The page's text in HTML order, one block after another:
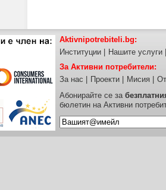
Aktivnipotrebiteli.bg:
Институции
Нашите услуги
За Активни потребители:
За нас
Проекти Мисия
Абонирайте се за
бюлетин на Активни